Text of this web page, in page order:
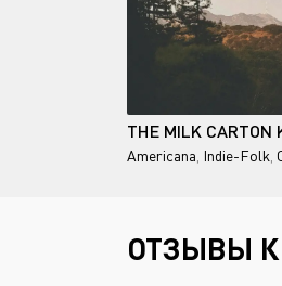
Americana Indie-Folk
ОТЗЫВЫ К